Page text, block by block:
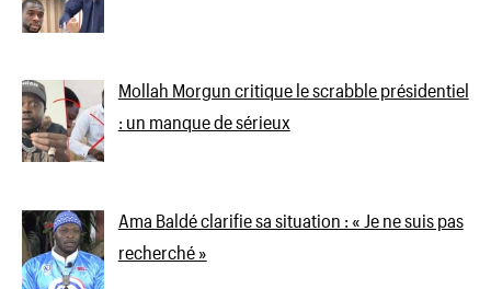
Mollah Morgun critique le scrabble présidentiel
: un manque de sérieux
Ama Baldé clarifie sa situation : « Je ne suis pas
recherché »